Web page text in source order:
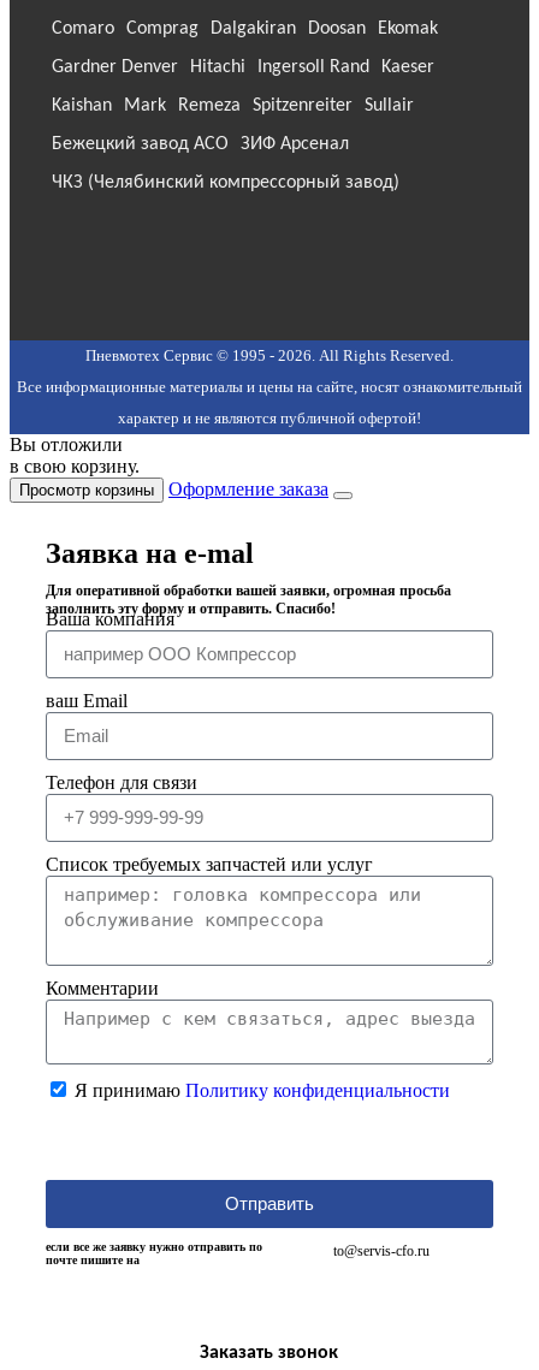
Comaro Comprag Dalgakiran Doosan
Ekomak
Gardner Denver
Hitachi Ingersoll Rand
Kaeser
Kaishan
Mark Remeza Spitzenreiter
Sullair
Бежецкий завод АСО
ЗИФ Арсенал
ЧКЗ (Челябинский компрессорный завод)
Пневмотех Сервис © 1995 - 2026. All Rights Reserved.
Все информационные материалы и цены на сайте, носят ознакомительный
характер и не являются публичной офертой!
Вы отложили
в свою корзину.
Просмотр корзины Оформление заказа
Заявка на e-mal
Для оперативной обработки вашей заявки, огромная просьба
заполнить эту форму и отправить. Спасибо!
Ваша компания
ваш Email
Телефон для связи
Список требуемых запчастей или услуг
Комментарии
Я принимаю Политику конфиденциальности
Отправить
если все же заявку нужно отправить по
почте пишите на
to@servis-cfo.ru
Заказать звонок